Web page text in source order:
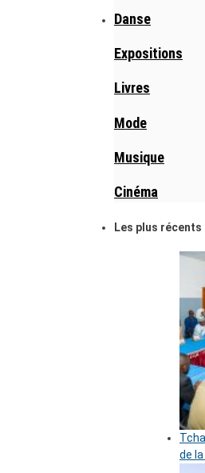
Danse
Expositions
Livres
Mode
Musique
Cinéma
Les plus récents
de